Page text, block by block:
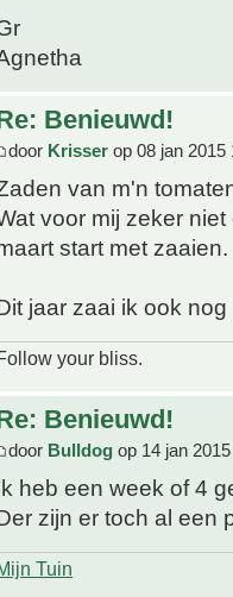
Benieuwd!
door Krisser op 08 jan 2015
van m'n
voor mij zeker
start met zaaien.
jaar zaai ik ook
your bliss.
Benieuwd!
door Bulldog op 14 jan
heb een week of 4
zijn er toch al een
Tuin